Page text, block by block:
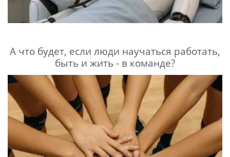
А что будет, если люди научаться работать,
быть и жить - в команде?